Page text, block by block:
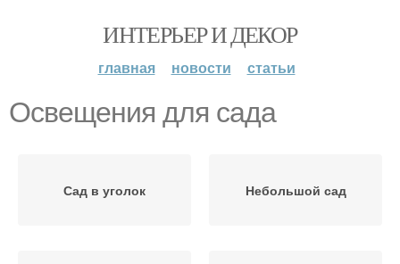
ИНТЕРЬЕР И ДЕКОР
главная новости статьи
Освещения для сада
Сад в уголок Небольшой сад